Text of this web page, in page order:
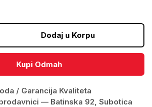
stola je izdržljiva i idealna za
i drugih potrepština. Sto se lako
Sklopivi dizajn olakšava postavljanje
se radi uštede prostora kada se ne
Srebrna
Nerđajući čelik
Dodaj u Korpu
Kupi Odmah
/ Garancija Kvaliteta
— Batinska 92, Subotica